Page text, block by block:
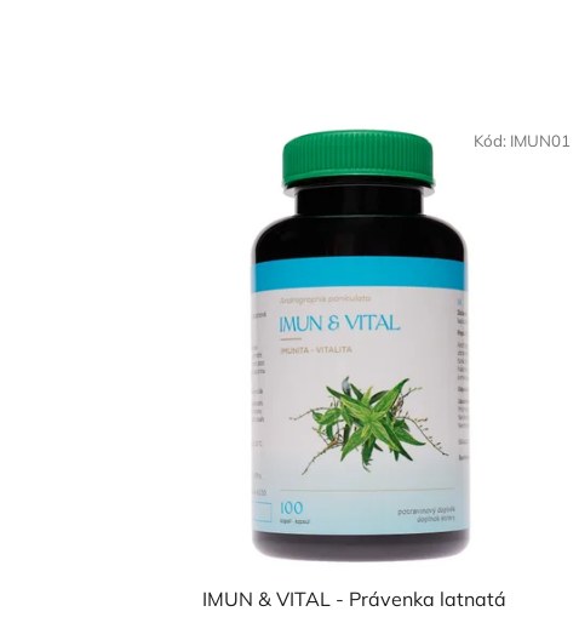
IMUN & VITAL - Právenka latnatá
Kód: IMUN01